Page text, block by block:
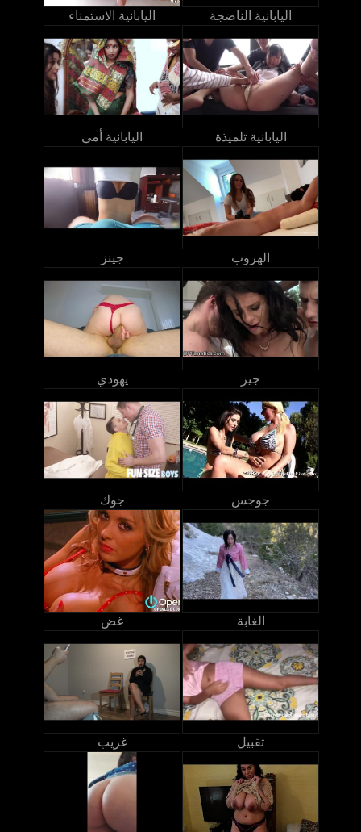
اليابانية الاستمناء اليابانية الناضجة
اليابانية أمي اليابانية تلميذة
جينز الهروب
يهودي جيز
جوك جوجس
غض الغابة
غريب تقبيل